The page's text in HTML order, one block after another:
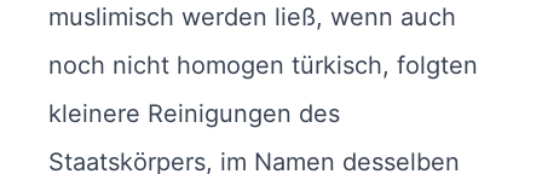
muslimisch werden ließ, wenn auch
noch nicht homogen türkisch, folgten
kleinere Reinigungen des
Staatskörpers, im Namen desselben